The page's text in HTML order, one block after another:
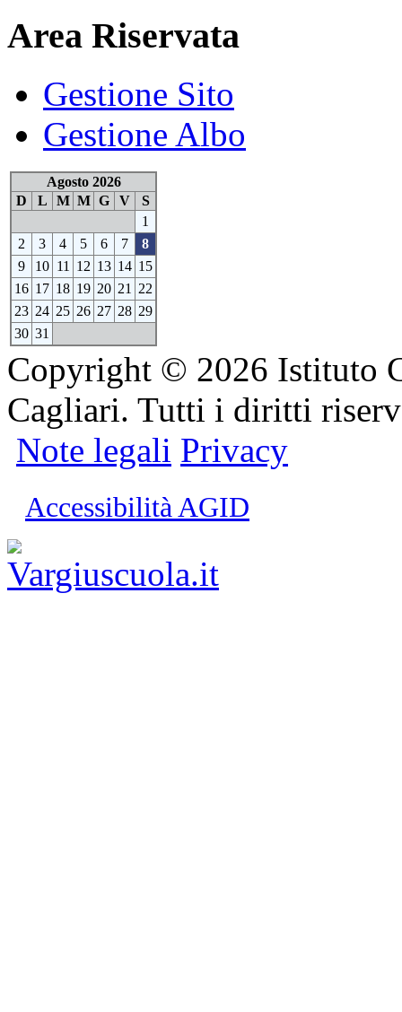
Area Riservata
Gestione Sito
Gestione Albo
Agosto 2026
D
L M M G V
S
1
2
3 4 5 6 7
8
9
10 11 12 13 14 15
16 17 18 19 20 21
22
23 24 25 26 27 28 29
30 31
Copyright © 2026 Istituto
Cagliari. Tutti i diritti
Note legali Privacy
Accessibilità AGID